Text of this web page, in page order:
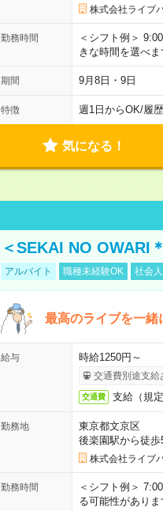
株式会社ライブ
勤務時間
＜シフト例＞
きな時間を選べ
期間 9月8日・9日
特徴 週1日からOK/履
気になる！
＜SEKAI NO OWARI
アルバイト 職種未経験OK 社会
最高のライブを一
給与 時給1250円～
交通費別途支給
交通費 支給（規定
勤務地
東京都文京区
後楽園駅から徒歩
株式会社ライブ
勤務時間
＜シフト例＞
る可能性がありま